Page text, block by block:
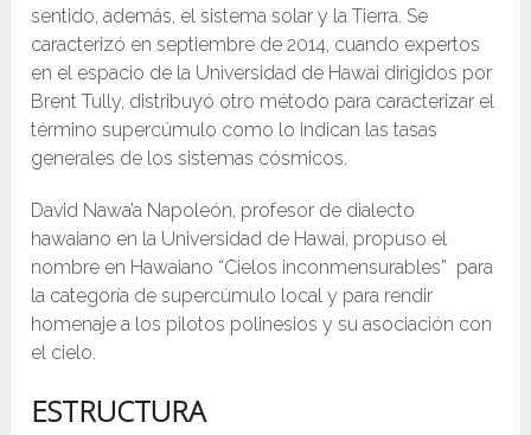
sentido, además, el sistema solar y la Tierra. Se
caracterizó en septiembre de 2014, cuando expertos
en el espacio de la Universidad de Hawai dirigidos por
Brent Tully, distribuyó otro método para caracterizar el
término supercúmulo como lo indican las tasas
generales de los sistemas cósmicos.
David Nawa’a Napoleón, profesor de dialecto
hawaiano en la Universidad de Hawai, propuso el
nombre en Hawaiano “Cielos inconmensurables” para
la categoría de supercúmulo local y para rendir
homenaje a los pilotos polinesios y su asociación con
el cielo.
ESTRUCTURA